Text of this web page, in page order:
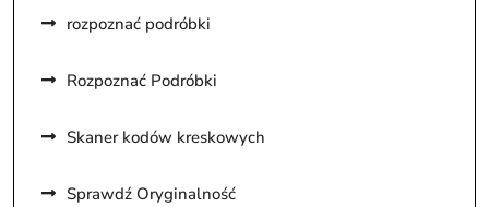
rozpoznać podróbki
Rozpoznać Podróbki
Skaner kodów kreskowych
Sprawdź Oryginalność